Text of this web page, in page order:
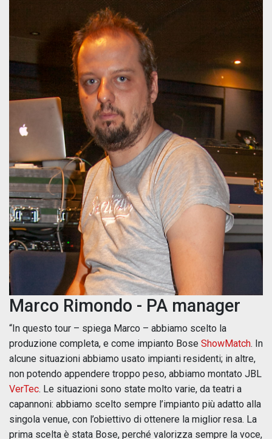
Marco Rimondo - PA manager
“In questo tour – spiega Marco – abbiamo scelto la
produzione completa, e come impianto Bose ShowMatch. In
alcune situazioni abbiamo usato impianti residenti; in altre,
non potendo appendere troppo peso, abbiamo montato JBL
VerTec. Le situazioni sono state molto varie, da teatri a
capannoni: abbiamo scelto sempre l’impianto più adatto alla
singola venue, con l’obiettivo di ottenere la miglior resa. La
prima scelta è stata Bose, perché valorizza sempre la voce,